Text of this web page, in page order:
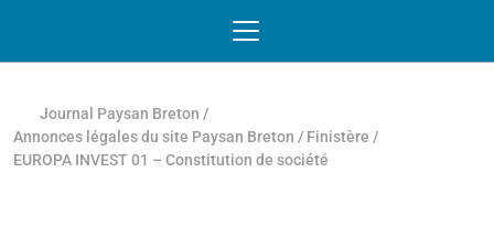
Journal Paysan Breton /
Annonces légales du site Paysan Breton / Finistère /
EUROPA INVEST 01 – Constitution de société